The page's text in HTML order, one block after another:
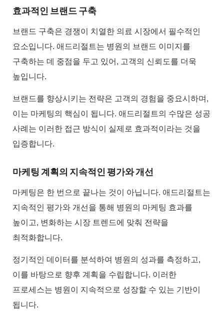
효과적인 브랜드 구축
브랜드 구축은 경쟁이 치열한 의료 시장에서 필수적인
요소입니다. 애드리절트는 병원의 브랜드 이미지를
구축하는 데 중점을 두고 있어, 고객의 신뢰도를 더욱
높입니다.
브랜드를 향상시키는 전략은 고객의 경험을 중요시하며,
이는 마케팅의 핵심이 됩니다. 애드리절트의 수많은 성공
사례는 이러한 접근 방식이 실제로 효과적이라는 것을
입증합니다.
마케팅 계획의 지속적인 평가와 개선
마케팅은 한 번으로 끝나는 것이 아닙니다. 애드리절트는
지속적인 평가와 개선을 통해 병원의 마케팅 효과를
높이고, 변화하는 시장 트렌드에 맞춰 전략을
최적화합니다.
정기적인 데이터를 분석하여 병원의 성과를 측정하고,
이를 바탕으로 향후 계획을 수립합니다. 이러한
프로세스는 병원이 지속적으로 성장할 수 있는 기반이
됩니다.